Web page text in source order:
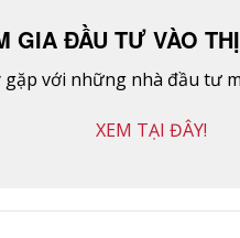
GIA ĐẦU TƯ VÀO
với những nhà đầu tư
XEM TẠI ĐÂY!